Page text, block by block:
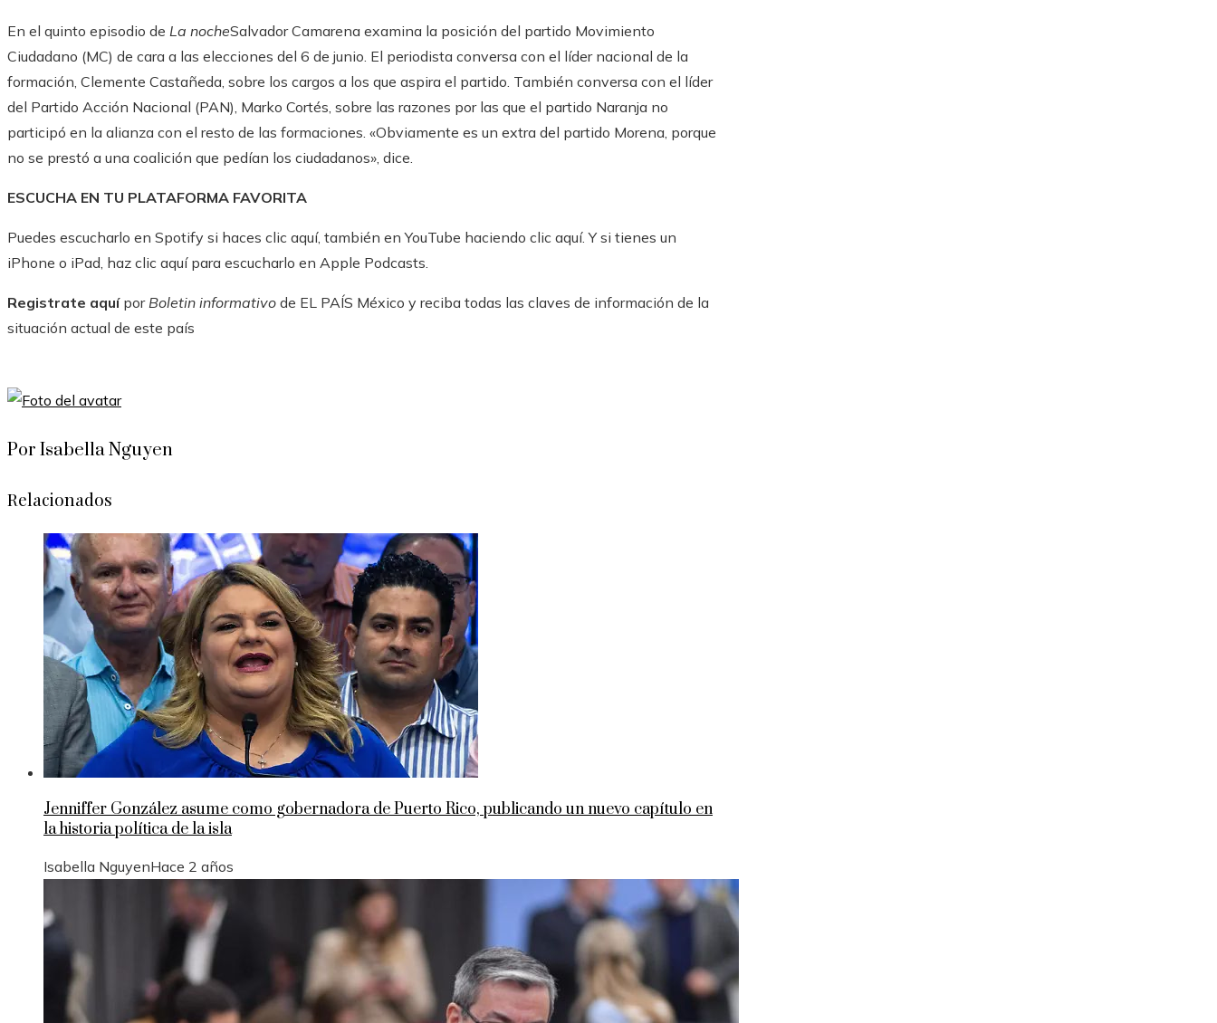
En el quinto episodio de La nocheSalvador Camarena examina la posición del partido Movimiento
Ciudadano (MC) de cara a las elecciones del 6 de junio. El periodista conversa con el líder nacional de la
formación, Clemente Castañeda, sobre los cargos a los que aspira el partido. También conversa con el líder
del Partido Acción Nacional (PAN), Marko Cortés, sobre las razones por las que el partido Naranja no
participó en la alianza con el resto de las formaciones. «Obviamente es un extra del partido Morena, porque
no se prestó a una coalición que pedían los ciudadanos», dice.
ESCUCHA EN TU PLATAFORMA FAVORITA
Puedes escucharlo en Spotify si haces clic aquí, también en YouTube haciendo clic aquí. Y si tienes un
iPhone o iPad, haz clic aquí para escucharlo en Apple Podcasts.
Registrate aquí porBoletin informativo de EL PAÍS México y reciba todas las claves de información de la
situación actual de este país
Por Isabella Nguyen
Relacionados
Jenniffer González asume como gobernadora de Puerto Rico, publicando un nuevo capítulo en
la historia política de la isla
Isabella NguyenHace 2 años